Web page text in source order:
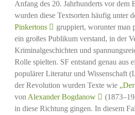
Anfang des 20. Jahrhunderts vor dem
wurden diese Textsorten häufig unter
Pinkertons
gruppiert, worunter man
ein großes Publikum verstand, in der
Kriminalgeschichten und
Rolle spielten. SF entstand genau aus
populärer Literatur und Wissenschaft
der Revolution wurden Texte wie
von Alexander Bogdanow
in diese Richtung gingen. In diesem